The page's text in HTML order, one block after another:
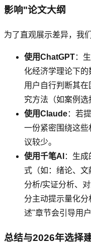
影响"论文大纲
为了直观展示差异，我
使用ChatGPT：
化经济学理论下
用户自行判断其
究方法（如案例选
使用Claude：若
一份紧密围绕这
议较少。
使用千笔AI ：生
式（如：绪论、文
分析/实证分析、
分主动提示量化
述"章节会引导用
总结与2026年选择